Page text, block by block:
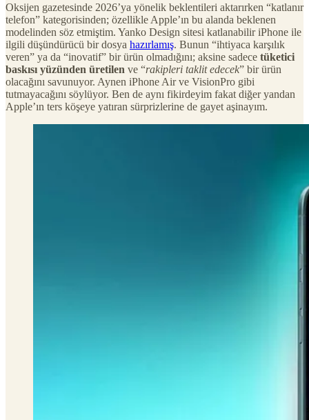
Oksijen gazetesinde 2026’ya yönelik beklentileri aktarırken “katlanır
telefon” kategorisinden; özellikle Apple’ın bu alanda beklenen
modelinden söz etmiştim. Yanko Design sitesi katlanabilir iPhone ile
ilgili düşündürücü bir dosya hazırlamış. Bunun “ihtiyaca karşılık
veren” ya da “inovatif” bir ürün olmadığını; aksine sadece tüketici
baskısı yüzünden üretilen ve “rakipleri taklit edecek” bir ürün
olacağını savunuyor. Aynen iPhone Air ve VisionPro gibi
tutmayacağını söylüyor. Ben de aynı fikirdeyim fakat diğer yandan
Apple’ın ters köşeye yatıran sürprizlerine de gayet aşinayım.